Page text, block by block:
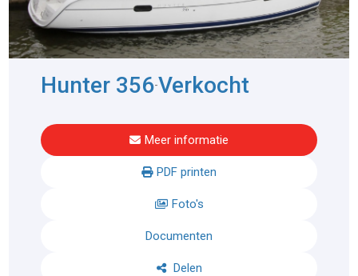
Hunter 356-Verkocht
Meer informatie
PDF printen
Foto's
Documenten
Delen